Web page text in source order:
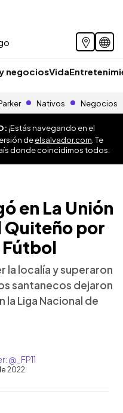
negociosVida
Nativos Negocios
¡Estás navegando en el
deelsalvador.com . Te
donde coincidimos todos.
en La Unión
Quiteño por
Fútbol
la localía y superaron
santanecos dejaron
la Liga Nacional de
@_FP11
2022